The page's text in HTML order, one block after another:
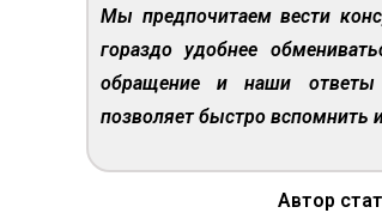
Мы предпочитаем вести
гораздо удобнее
обращение и наши ответы
позволяет быстро вспомнить
Автор